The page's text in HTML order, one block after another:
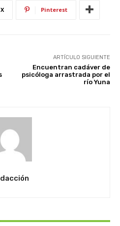
X Pinterest
ARTÍCULO SIGUIENTE
Encuentran cadáver de
psicóloga arrastrada por el
río Yuna